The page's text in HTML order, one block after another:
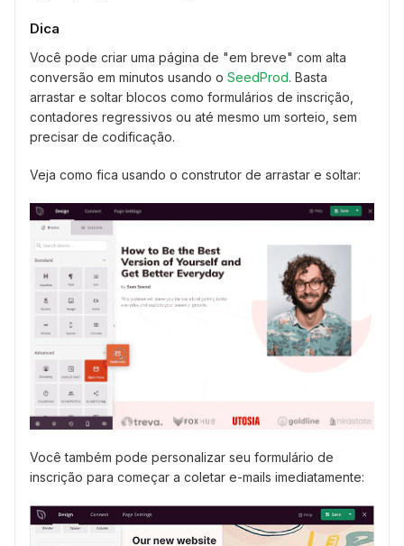
Dica
Você pode criar uma página de "em breve" com alta
conversão em minutos usando o SeedProd. Basta
arrastar e soltar blocos como formulários de inscrição,
contadores regressivos ou até mesmo um sorteio, sem
precisar de codificação.
Veja como fica usando o construtor de arrastar e soltar:
Você também pode personalizar seu formulário de
inscrição para começar a coletar e-mails imediatamente: